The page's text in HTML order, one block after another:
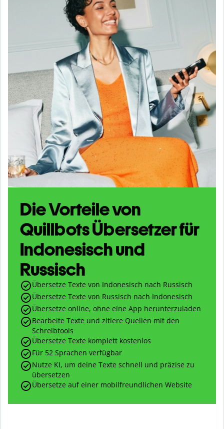
Die Vorteile von
Quillbots Übersetzer für
Indonesisch und
Russisch
Übersetze Texte von Indonesisch nach Russisch
Übersetze Texte von Russisch nach Indonesisch
Übersetze online, ohne eine App herunterzuladen
Bearbeite Texte und zitiere Quellen mit den
Schreibtools
Übersetze Texte komplett kostenlos
Für 52 Sprachen verfügbar
Nutze KI, um deine Texte schnell und präzise zu
übersetzen
Übersetze auf einer mobilfreundlichen Website